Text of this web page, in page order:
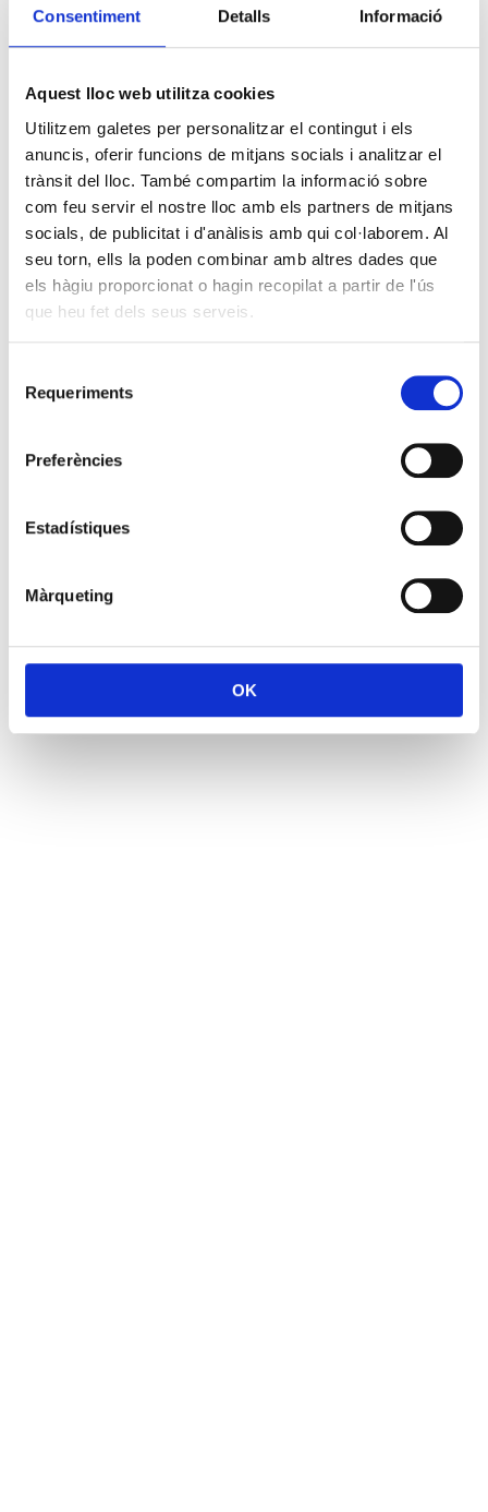
Consentiment Detalls Informació
Aquest lloc web utilitza cookies
Utilitzem galetes per personalitzar el contingut i els
anuncis, oferir funcions de mitjans socials i analitzar el
trànsit del lloc. També compartim la informació sobre
com feu servir el nostre lloc amb els partners de mitjans
socials, de publicitat i d'anàlisis amb qui col·laborem. Al
seu torn, ells la poden combinar amb altres dades que
els hàgiu proporcionat o hagin recopilat a partir de l'ús
que heu fet dels seus serveis.
Requeriments
Preferències
Estadístiques
Màrqueting
OK